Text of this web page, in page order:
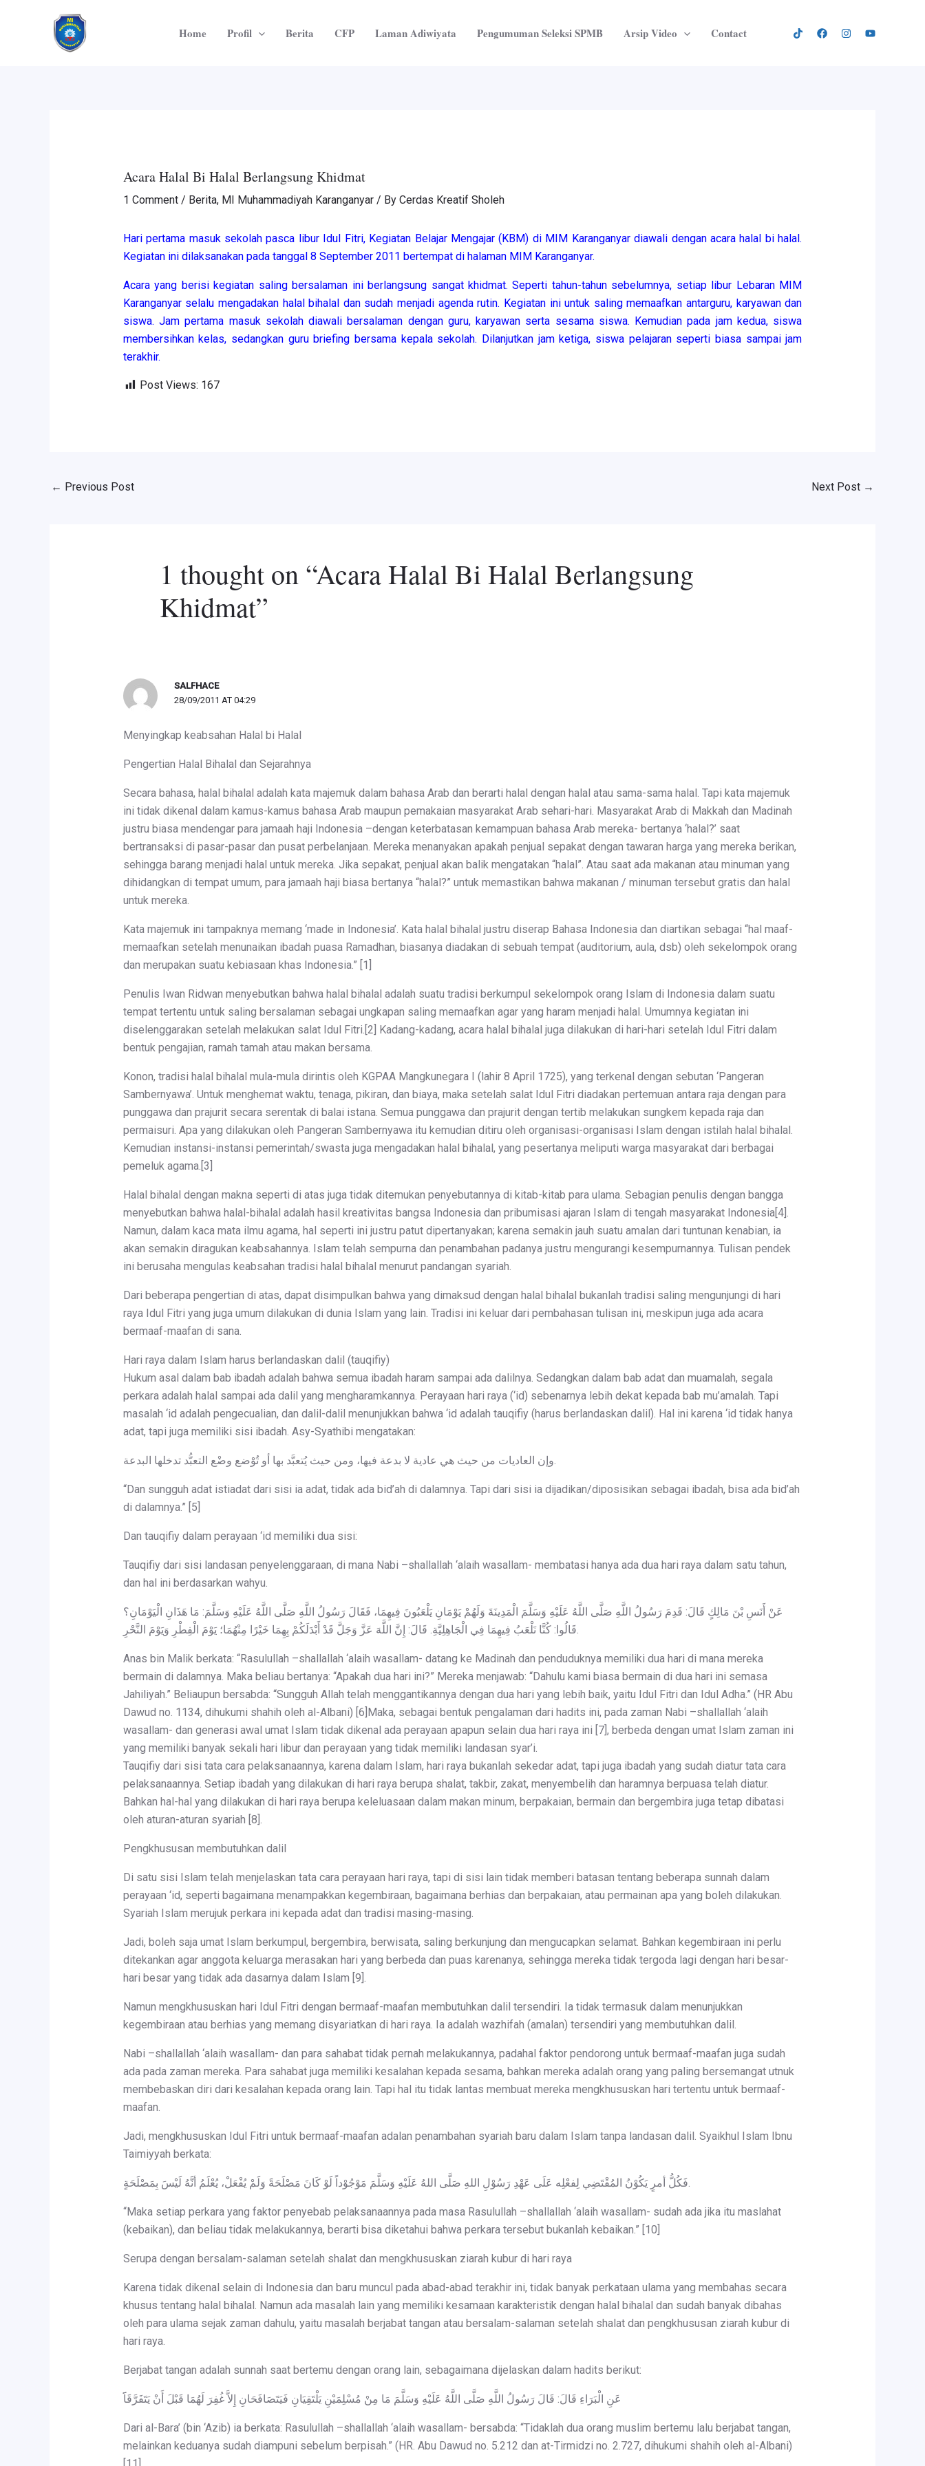
Home Profil Berita CFP Laman Adiwiyata Pengumuman Seleksi SPMB Arsip Video Contact
Acara Halal Bi Halal Berlangsung Khidmat
1 Comment / Berita, MI Muhammadiyah Karanganyar/ By Cerdas Kreatif Sholeh
Hari pertama masuk sekolah pasca libur Idul Fitri, Kegiatan Belajar Mengajar (KBM) di MIM Karanganyar diawali dengan acara halal bi halal.
Kegiatan ini dilaksanakan pada tanggal 8 September 2011 bertempat di halaman MIM Karanganyar.
Acara yang berisi kegiatan saling bersalaman ini berlangsung sangat khidmat. Seperti tahun-tahun sebelumnya, setiap libur Lebaran MIM
Karanganyar selalu mengadakan halal bihalal dan sudah menjadi agenda rutin. Kegiatan ini untuk saling memaafkan antarguru, karyawan dan
siswa. Jam pertama masuk sekolah diawali bersalaman dengan guru, karyawan serta sesama siswa. Kemudian pada jam kedua, siswa
membersihkan kelas, sedangkan guru briefing bersama kepala sekolah. Dilanjutkan jam ketiga, siswa pelajaran seperti biasa sampai jam
terakhir.
Post Views: 167
navigation
← Previous Post Next Post →
1 thought on “Acara Halal Bi Halal Berlangsung
Khidmat”
SALFHACE
28/09/2011 AT 04:29
Menyingkap keabsahan Halal bi Halal
Pengertian Halal Bihalal dan Sejarahnya
Secara bahasa, halal bihalal adalah kata majemuk dalam bahasa Arab dan berarti halal dengan halal atau sama-sama halal. Tapi kata majemuk
ini tidak dikenal dalam kamus-kamus bahasa Arab maupun pemakaian masyarakat Arab sehari-hari. Masyarakat Arab di Makkah dan Madinah
justru biasa mendengar para jamaah haji Indonesia –dengan keterbatasan kemampuan bahasa Arab mereka- bertanya ‘halal?’ saat
bertransaksi di pasar-pasar dan pusat perbelanjaan. Mereka menanyakan apakah penjual sepakat dengan tawaran harga yang mereka berikan,
sehingga barang menjadi halal untuk mereka. Jika sepakat, penjual akan balik mengatakan “halal”. Atau saat ada makanan atau minuman yang
dihidangkan di tempat umum, para jamaah haji biasa bertanya “halal?” untuk memastikan bahwa makanan / minuman tersebut gratis dan halal
untuk mereka.
Kata majemuk ini tampaknya memang ‘made in Indonesia’. Kata halal bihalal justru diserap Bahasa Indonesia dan diartikan sebagai “hal maaf-
memaafkan setelah menunaikan ibadah puasa Ramadhan, biasanya diadakan di sebuah tempat (auditorium, aula, dsb) oleh sekelompok orang
dan merupakan suatu kebiasaan khas Indonesia.” [1]
Penulis Iwan Ridwan menyebutkan bahwa halal bihalal adalah suatu tradisi berkumpul sekelompok orang Islam di Indonesia dalam suatu
tempat tertentu untuk saling bersalaman sebagai ungkapan saling memaafkan agar yang haram menjadi halal. Umumnya kegiatan ini
diselenggarakan setelah melakukan salat Idul Fitri.[2] Kadang-kadang, acara halal bihalal juga dilakukan di hari-hari setelah Idul Fitri dalam
bentuk pengajian, ramah tamah atau makan bersama.
Konon, tradisi halal bihalal mula-mula dirintis oleh KGPAA Mangkunegara I (lahir 8 April 1725), yang terkenal dengan sebutan ‘Pangeran
Sambernyawa’. Untuk menghemat waktu, tenaga, pikiran, dan biaya, maka setelah salat Idul Fitri diadakan pertemuan antara raja dengan para
punggawa dan prajurit secara serentak di balai istana. Semua punggawa dan prajurit dengan tertib melakukan sungkem kepada raja dan
permaisuri. Apa yang dilakukan oleh Pangeran Sambernyawa itu kemudian ditiru oleh organisasi-organisasi Islam dengan istilah halal bihalal.
Kemudian instansi-instansi pemerintah/swasta juga mengadakan halal bihalal, yang pesertanya meliputi warga masyarakat dari berbagai
pemeluk agama.[3]
Halal bihalal dengan makna seperti di atas juga tidak ditemukan penyebutannya di kitab-kitab para ulama. Sebagian penulis dengan bangga
menyebutkan bahwa halal-bihalal adalah hasil kreativitas bangsa Indonesia dan pribumisasi ajaran Islam di tengah masyarakat Indonesia[4].
Namun, dalam kaca mata ilmu agama, hal seperti ini justru patut dipertanyakan; karena semakin jauh suatu amalan dari tuntunan kenabian, ia
akan semakin diragukan keabsahannya. Islam telah sempurna dan penambahan padanya justru mengurangi kesempurnannya. Tulisan pendek
ini berusaha mengulas keabsahan tradisi halal bihalal menurut pandangan syariah.
Dari beberapa pengertian di atas, dapat disimpulkan bahwa yang dimaksud dengan halal bihalal bukanlah tradisi saling mengunjungi di hari
raya Idul Fitri yang juga umum dilakukan di dunia Islam yang lain. Tradisi ini keluar dari pembahasan tulisan ini, meskipun juga ada acara
bermaaf-maafan di sana.
Hari raya dalam Islam harus berlandaskan dalil (tauqifiy)
Hukum asal dalam bab ibadah adalah bahwa semua ibadah haram sampai ada dalilnya. Sedangkan dalam bab adat dan muamalah, segala
perkara adalah halal sampai ada dalil yang mengharamkannya. Perayaan hari raya (‘id) sebenarnya lebih dekat kepada bab mu’amalah. Tapi
masalah ‘id adalah pengecualian, dan dalil-dalil menunjukkan bahwa ‘id adalah tauqifiy (harus berlandaskan dalil). Hal ini karena ‘id tidak hanya
adat, tapi juga memiliki sisi ibadah. Asy-Syathibi mengatakan:
“Dan sungguh adat istiadat dari sisi ia adat, tidak ada bid’ah di dalamnya. Tapi dari sisi ia dijadikan/diposisikan sebagai ibadah, bisa ada bid’ah
di dalamnya.” [5]
Dan tauqifiy dalam perayaan ‘id memiliki dua sisi:
Tauqifiy dari sisi landasan penyelenggaraan, di mana Nabi –shallallah ‘alaih wasallam- membatasi hanya ada dua hari raya dalam satu tahun,
dan hal ini berdasarkan wahyu.
عَنْ أَنَسِ بْنَ مَالِكٍ قَالَ: قَدِمَ رَسُولُ اللَّهِ صَلَّى اللَّهُ عَلَيْهِ وَسَلَّمَ الْمَدِينَةَ وَلَهُمْ يَوْمَانِ يَلْعَبُونَ فِيهِمَا، فَقَالَ رَسُولُ اللَّهِ صَلَّى اللَّهُ عَلَيْهِ وَسَلَّمَ: مَا هَذَانِ الْيَوْمَانِ؟
Anas bin Malik berkata: “Rasulullah –shallallah ‘alaih wasallam- datang ke Madinah dan penduduknya memiliki dua hari di mana mereka
bermain di dalamnya. Maka beliau bertanya: “Apakah dua hari ini?” Mereka menjawab: “Dahulu kami biasa bermain di dua hari ini semasa
Jahiliyah.” Beliaupun bersabda: “Sungguh Allah telah menggantikannya dengan dua hari yang lebih baik, yaitu Idul Fitri dan Idul Adha.” (HR Abu
Dawud no. 1134, dihukumi shahih oleh al-Albani) [6]Maka, sebagai bentuk pengalaman dari hadits ini, pada zaman Nabi –shallallah ‘alaih
wasallam- dan generasi awal umat Islam tidak dikenal ada perayaan apapun selain dua hari raya ini [7], berbeda dengan umat Islam zaman ini
yang memiliki banyak sekali hari libur dan perayaan yang tidak memiliki landasan syar’i.
Tauqifiy dari sisi tata cara pelaksanaannya, karena dalam Islam, hari raya bukanlah sekedar adat, tapi juga ibadah yang sudah diatur tata cara
pelaksanaannya. Setiap ibadah yang dilakukan di hari raya berupa shalat, takbir, zakat, menyembelih dan haramnya berpuasa telah diatur.
Bahkan hal-hal yang dilakukan di hari raya berupa keleluasaan dalam makan minum, berpakaian, bermain dan bergembira juga tetap dibatasi
oleh aturan-aturan syariah [8].
Pengkhususan membutuhkan dalil
Di satu sisi Islam telah menjelaskan tata cara perayaan hari raya, tapi di sisi lain tidak memberi batasan tentang beberapa sunnah dalam
perayaan ‘id, seperti bagaimana menampakkan kegembiraan, bagaimana berhias dan berpakaian, atau permainan apa yang boleh dilakukan.
Syariah Islam merujuk perkara ini kepada adat dan tradisi masing-masing.
Jadi, boleh saja umat Islam berkumpul, bergembira, berwisata, saling berkunjung dan mengucapkan selamat. Bahkan kegembiraan ini perlu
ditekankan agar anggota keluarga merasakan hari yang berbeda dan puas karenanya, sehingga mereka tidak tergoda lagi dengan hari besar-
hari besar yang tidak ada dasarnya dalam Islam [9].
Namun mengkhususkan hari Idul Fitri dengan bermaaf-maafan membutuhkan dalil tersendiri. Ia tidak termasuk dalam menunjukkan
kegembiraan atau berhias yang memang disyariatkan di hari raya. Ia adalah wazhifah (amalan) tersendiri yang membutuhkan dalil.
Nabi –shallallah ‘alaih wasallam- dan para sahabat tidak pernah melakukannya, padahal faktor pendorong untuk bermaaf-maafan juga sudah
ada pada zaman mereka. Para sahabat juga memiliki kesalahan kepada sesama, bahkan mereka adalah orang yang paling bersemangat utnuk
membebaskan diri dari kesalahan kepada orang lain. Tapi hal itu tidak lantas membuat mereka mengkhususkan hari tertentu untuk bermaaf-
maafan.
Jadi, mengkhususkan Idul Fitri untuk bermaaf-maafan adalan penambahan syariah baru dalam Islam tanpa landasan dalil. Syaikhul Islam Ibnu
Taimiyyah berkata:
“Maka setiap perkara yang faktor penyebab pelaksanaannya pada masa Rasulullah –shallallah ‘alaih wasallam- sudah ada jika itu maslahat
(kebaikan), dan beliau tidak melakukannya, berarti bisa diketahui bahwa perkara tersebut bukanlah kebaikan.” [10]
Serupa dengan bersalam-salaman setelah shalat dan mengkhususkan ziarah kubur di hari raya
Karena tidak dikenal selain di Indonesia dan baru muncul pada abad-abad terakhir ini, tidak banyak perkataan ulama yang membahas secara
khusus tentang halal bihalal. Namun ada masalah lain yang memiliki kesamaan karakteristik dengan halal bihalal dan sudah banyak dibahas
oleh para ulama sejak zaman dahulu, yaitu masalah berjabat tangan atau bersalam-salaman setelah shalat dan pengkhususan ziarah kubur di
hari raya.
Berjabat tangan adalah sunnah saat bertemu dengan orang lain, sebagaimana dijelaskan dalam hadits berikut:
عَنِ الْبَرَاءِ قَالَ: قَالَ رَسُولُ اللَّهِ صَلَّى اللَّهُ عَلَيْهِ وَسَلَّمَ مَا مِنْ مُسْلِمَيْنِ يَلْتَقِيَانِ فَيَتَصَافَحَانِ إِلاَّ غُفِرَ لَهُمَا قَبْلَ أَنْ يَتَفَرَّقَاََََ
Dari al-Bara’ (bin ‘Azib) ia berkata: Rasulullah –shallallah ‘alaih wasallam- bersabda: “Tidaklah dua orang muslim bertemu lalu berjabat tangan,
melainkan keduanya sudah diampuni sebelum berpisah.” (HR. Abu Dawud no. 5.212 dan at-Tirmidzi no. 2.727, dihukumi shahih oleh al-Albani)
[11]